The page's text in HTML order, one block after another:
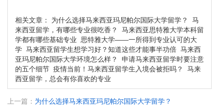
相关文章： 为什么选择马来西亚玛尼帕尔国际大学留学？
马
来西亚留学，有哪些专业很吃香？
马来西亚思特雅大学本科留
学都有哪些基础专业
思特雅大学——一所得到专业认可的大
学 马来西亚留学生想学习好？知道这些才能事半功倍 马来西
亚玛尼帕尔国际大学环境怎么样？
申请马来西亚留学时要注意
的五个细节 疫情当前！马来西亚留学生入境会被拒吗？
马来
西亚留学，总会有你喜欢的专业
上一篇： 为什么选择马来西亚玛尼帕尔国际大学留学？